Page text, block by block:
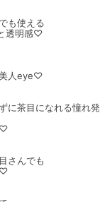
も使える
透明感♡
美人eye♡
に茶目になれる憧れ発
♡
さんでも
♡